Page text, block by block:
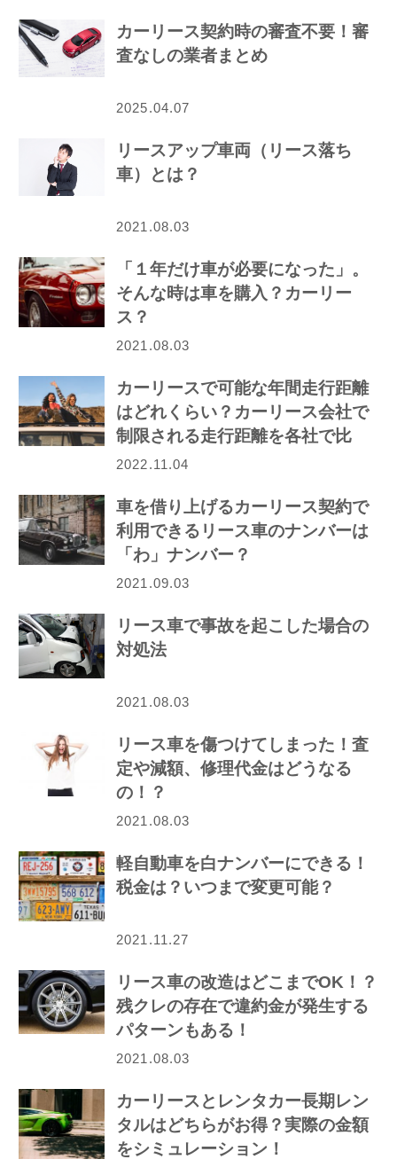
カーリース契約時の審査不要！審
査なしの業者まとめ
2025.04.07
リースアップ車両（リース落ち
車）とは？
2021.08.03
「１年だけ車が必要になった」。
そんな時は車を購入？カーリー
ス？
2021.08.03
カーリースで可能な年間走行距離
はどれくらい？カーリース会社で
制限される走行距離を各社で比
較！
2022.11.04
車を借り上げるカーリース契約で
利用できるリース車のナンバーは
「わ」ナンバー？
2021.09.03
リース車で事故を起こした場合の
対処法
2021.08.03
リース車を傷つけてしまった！査
定や減額、修理代金はどうなる
の！？
2021.08.03
軽自動車を白ナンバーにできる！
税金は？いつまで変更可能？
2021.11.27
リース車の改造はどこまでOK！？
残クレの存在で違約金が発生する
パターンもある！
2021.08.03
カーリースとレンタカー長期レン
タルはどちらがお得？実際の金額
をシミュレーション！